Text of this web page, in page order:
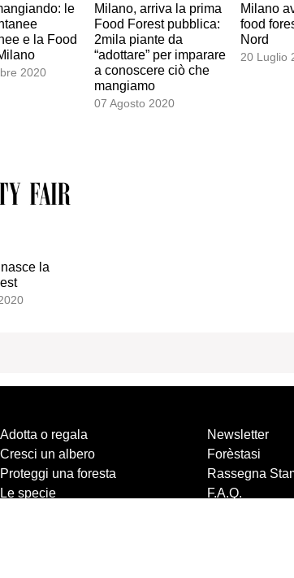
le
e la Food
2020
Milano, arriva la prima
Food Forest pubblica:
2mila piante da
“adottare” per imparare
a conoscere ciò che
mangiamo
07 Agosto 2020
Milano
food
Nord
20 Luglio
la
Adotta o regala
Cresci un albero
Proteggi una foresta
Le specie
Newsletter
Forèstasi
Rassegna
F.A.Q.